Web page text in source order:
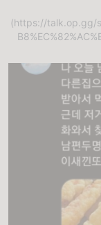
(https://talk.op.gg/